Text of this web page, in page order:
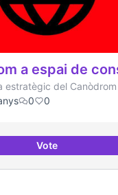
a espai de
estratègic del Canòdrom
0 0
VoteCanòdrom